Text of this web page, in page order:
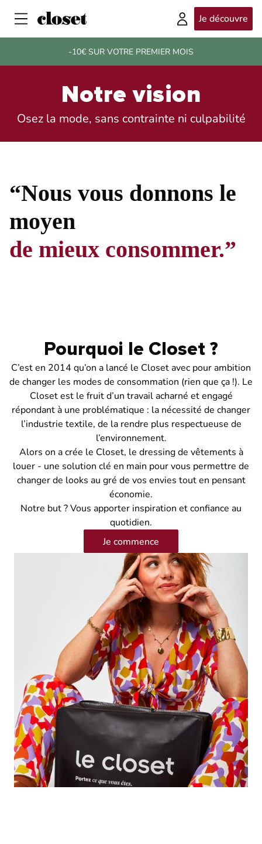
Je découvre
-10€ SUR VOTRE PREMIER MOIS
Notre vision
Osez la mode, sans contrainte ni culpabilité
“Nous vous donnons le
moyen
de mieux consommer.”
Pourquoi le Closet ?
C’est en 2014 qu’on a lancé le Closet avec pour ambition
de changer les modes de consommation (rien que ça !). Le
Closet est le fruit d’un travail acharné et engagé
répondant à une problématique : la nécessité de changer
l’industrie textile, de la rendre plus respectueuse de
l’environnement.
Alors on a crée le Closet, le dressing de vêtements à
louer - une solution clé en main pour vous permettre de
changer de looks au gré de vos envies tout en pensant
économie.
Notre but ? Vous apporter inspiration et confiance au
quotidien.
Je commence